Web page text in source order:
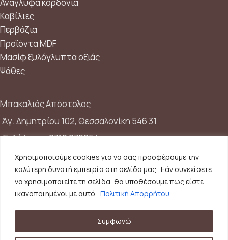
Χρησιμοποιούμε cookies για να σας προσφέρουμε την
καλύτερη δυνατή εμπειρία στη σελίδα μας. Εάν συνεχίσετε
να χρησιμοποιείτε τη σελίδα, θα υποθέσουμε πως είστε
ικανοποιημένοι με αυτό. Πολιτική Απορρήτου
Συμφωνώ
Καβίλιες
Περβάζια
Προϊόντα MDF
Μασίφ ξυλόγλυπτα οξιάς
Ψάθες
Μπακαλιός Απόστολος
Ἁγ. Δημητρίου 102, Θεσσαλονίκη 546 31
Τηλέφωνο:2310 272954
Κινητό:6948210538
Email:info@skalisto.com